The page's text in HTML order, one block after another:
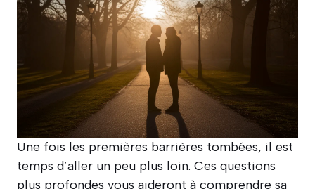
Une fois les premières barrières tombées, il est
temps d’aller un peu plus loin. Ces questions
plus profondes vous aideront à comprendre sa